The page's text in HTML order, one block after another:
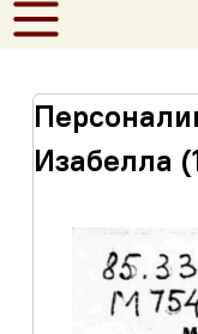
Изабелла